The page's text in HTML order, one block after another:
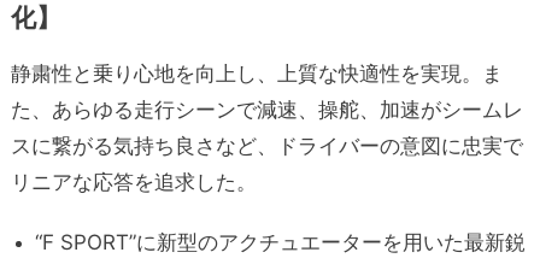
化】
静粛性と乗り心地を向上し、上質な快適性を実現。ま
た、あらゆる走行シーンで減速、操舵、加速がシームレ
スに繋がる気持ち良さなど、ドライバーの意図に忠実で
リニアな応答を追求した。
“F SPORT”に新型のアクチュエーターを用いた最新鋭